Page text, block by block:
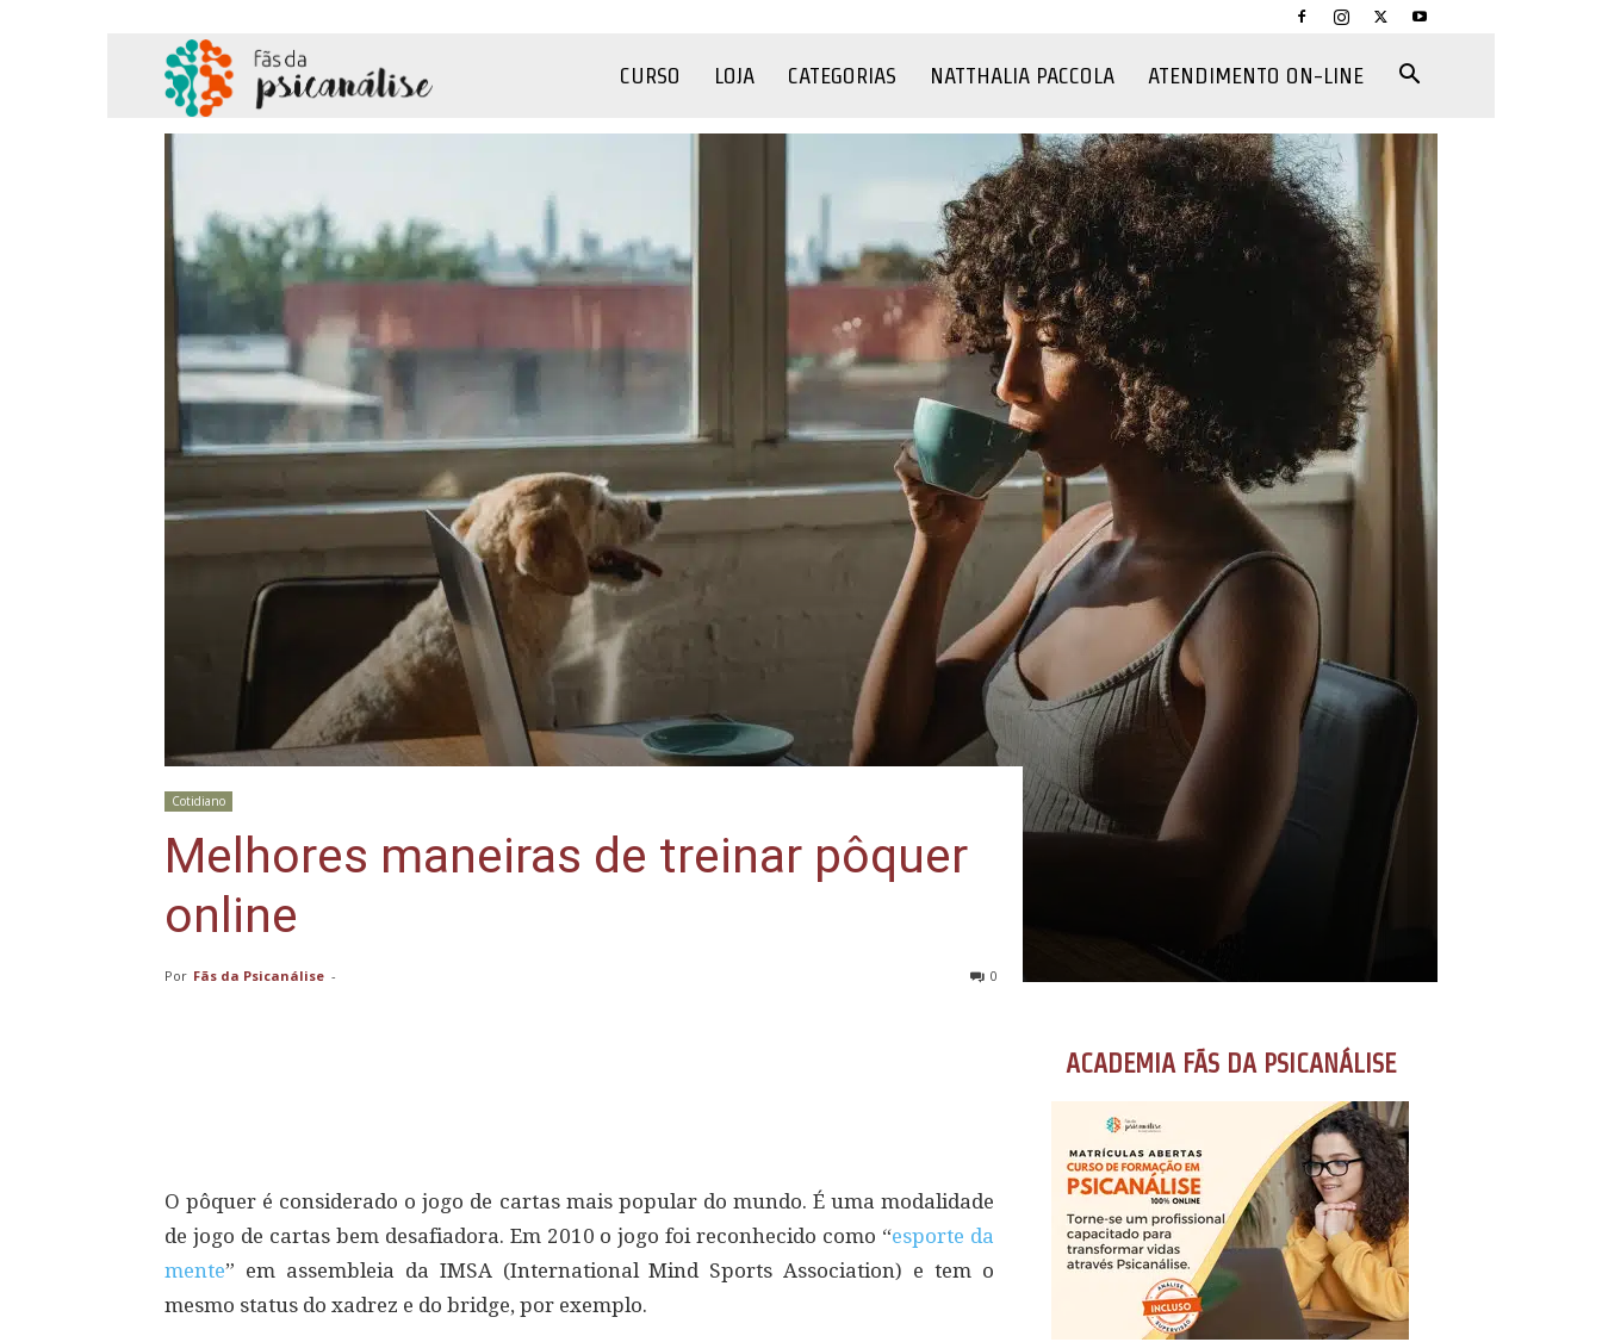
Psicanálise
CURSO LOJA CATEGORIAS NATTHALIA PACCOLA ATENDIMENTO ON-LINE
Cotidiano
Melhores maneiras de treinar pôquer
online
Por Fãs da Psicanálise - 0
O pôquer é considerado o jogo de cartas mais popular do mundo. É uma modalidade
de jogo de cartas bem desafiadora. Em 2010 o jogo foi reconhecido como “esporte da
mente” em assembleia da IMSA (International Mind Sports Association) e tem o
mesmo status do xadrez e do bridge, por exemplo.
ACADEMIA FÃS DA PSICANÁLISE